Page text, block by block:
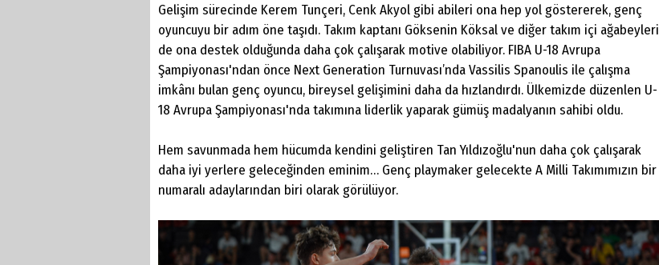
Gelişim sürecinde Kerem Tunçeri, Cenk Akyol gibi abileri ona hep yol göstererek, genç
oyuncuyu bir adım öne taşıdı. Takım kaptanı Göksenin Köksal ve diğer takım içi ağabeyleri
de ona destek olduğunda daha çok çalışarak motive olabiliyor. FIBA U-18 Avrupa
Şampiyonası'ndan önce Next Generation Turnuvası’nda Vassilis Spanoulis ile çalışma
imkânı bulan genç oyuncu, bireysel gelişimini daha da hızlandırdı. Ülkemizde düzenlen U-
18 Avrupa Şampiyonası'nda takımına liderlik yaparak gümüş madalyanın sahibi oldu.
Hem savunmada hem hücumda kendini geliştiren Tan Yıldızoğlu'nun daha çok çalışarak
daha iyi yerlere geleceğinden eminim… Genç playmaker gelecekte A Milli Takımımızın bir
numaralı adaylarından biri olarak görülüyor.